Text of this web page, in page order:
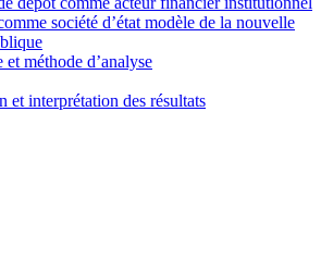
société d’état modèle de la nouvelle
et méthode d’analyse
et interprétation des résultats